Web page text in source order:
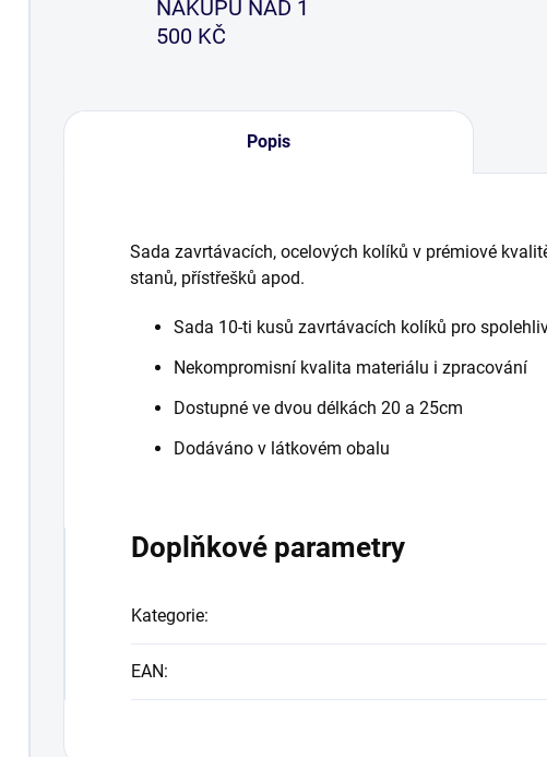
NÁKUPU NAD 1
500 KČ
Popis
Sada zavrtávacích, ocelových kolíků v prémiové
stanů, přístřešků apod.
Sada 10-ti kusů zavrtávacích kolíků pro
Nekompromisní kvalita materiálu i zpracování
Dostupné ve dvou délkách 20 a 25cm
Dodáváno v látkovém obalu
Doplňkové parametry
Kategorie:
EAN: